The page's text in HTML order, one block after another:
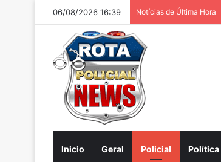
06/08/2026 16:39 Notícias de Última Hora
Inicio Geral Policial Política